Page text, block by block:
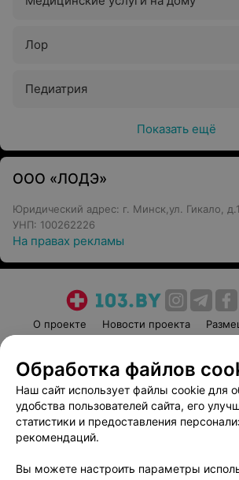
Лор
Педиатрия
Показать ещё
ООО «ЛОДЭ»
Юридический адрес: г. Минск,ул. Гикало,
УНП: 100262226
На правах рекламы
О проекте Новости проекта
Пользовательское соглашение
Вакансии
Партнеры
Написать руководителю
Обработка файлов
Наш сайт использует файлы cookie для
удобства пользователей сайта, его
статистики и предоставления
рекомендаций.
Вы можете настроить параметры